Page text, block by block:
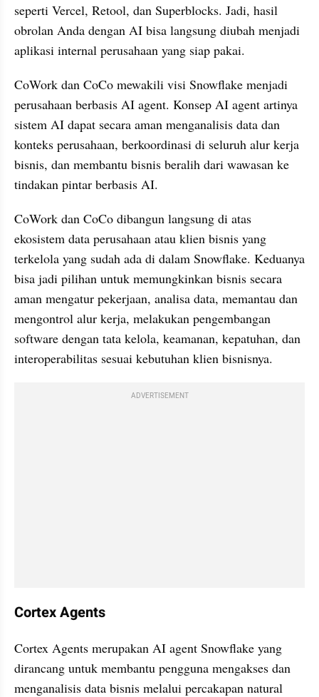
seperti Vercel, Retool, dan Superblocks. Jadi, hasil
obrolan Anda dengan AI bisa langsung diubah menjadi
aplikasi internal perusahaan yang siap pakai.
CoWork dan CoCo mewakili visi Snowflake menjadi
perusahaan berbasis AI agent. Konsep AI agent artinya
sistem AI dapat secara aman menganalisis data dan
konteks perusahaan, berkoordinasi di seluruh alur kerja
bisnis, dan membantu bisnis beralih dari wawasan ke
tindakan pintar berbasis AI.
CoWork dan CoCo dibangun langsung di atas
ekosistem data perusahaan atau klien bisnis yang
terkelola yang sudah ada di dalam Snowflake. Keduanya
bisa jadi pilihan untuk memungkinkan bisnis secara
aman mengatur pekerjaan, analisa data, memantau dan
mengontrol alur kerja, melakukan pengembangan
software dengan tata kelola, keamanan, kepatuhan, dan
interoperabilitas sesuai kebutuhan klien bisnisnya.
ADVERTISEMENT
Cortex Agents
Cortex Agents merupakan AI agent Snowflake yang
dirancang untuk membantu pengguna mengakses dan
menganalisis data bisnis melalui percakapan natural